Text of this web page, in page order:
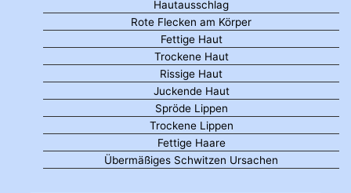
Hautausschlag
Rote Flecken am Körper
Fettige Haut
Trockene Haut
Rissige Haut
Juckende Haut
Spröde Lippen
Trockene Lippen
Fettige Haare
Übermäßiges Schwitzen Ursachen